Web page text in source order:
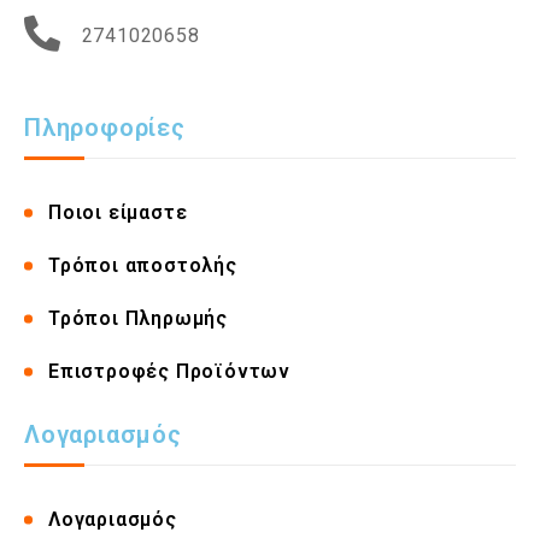
2741020658
Πληροφορίες
Ποιοι είμαστε
Τρόποι αποστολής
Τρόποι Πληρωμής
Επιστροφές Προϊόντων
Λογαριασμός
Λογαριασμός